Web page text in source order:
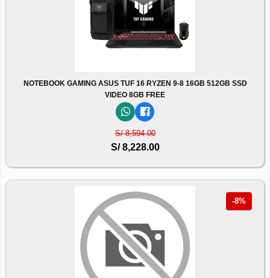
NOTEBOOK GAMING ASUS TUF 16 RYZEN 9-8 16GB 512GB SSD
VIDEO 8GB FREE
S/ 8,594.00
S/ 8,228.00
-8%